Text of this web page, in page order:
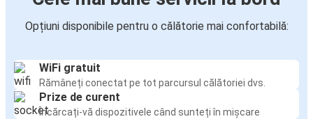
Opțiuni disponibile pentru o călătorie mai confortabilă:
WiFi gratuit
Rămâneți conectat pe tot parcursul călătoriei dvs.
Prize de curent
Încărcați-vă dispozitivele când sunteți în mișcare